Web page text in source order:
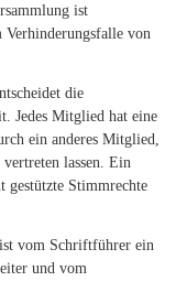
ist
Verhinderungsfalle von
die
Jedes Mitglied hat eine
ein anderes Mitglied,
lassen. Ein
Stimmrechte
vom Schriftführer ein
und vom